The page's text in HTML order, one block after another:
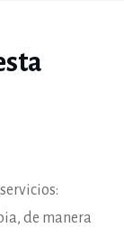
de manera